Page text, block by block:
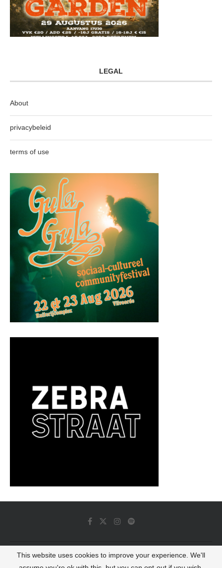
LEGAL
About
privacybeleid
terms of use
© 2022 - Luminous Dash All Rights Reserved
This website uses cookies to improve your experience. We'll